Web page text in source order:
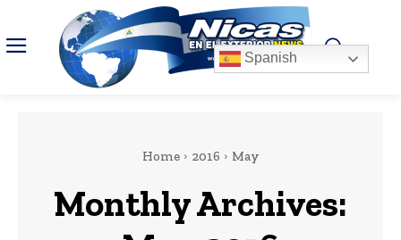
Home 2016 May
Monthly Archives:
Spanish